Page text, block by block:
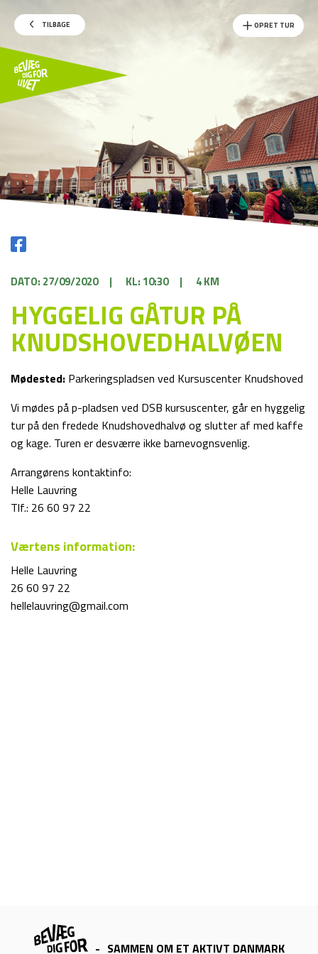
TILBAGE OPRET TUR
DATO: 27/09/2020 | KL: 10:30 | 4 KM
HYGGELIG GÅTUR PÅ
KNUDSHOVEDHALVØEN
Mødested: Parkeringspladsen ved Kursuscenter Knudshoved
Vi mødes på p-pladsen ved DSB kursuscenter, går en hyggelig
tur på den fredede Knudshovedhalvø og slutter af med kaffe
og kage. Turen er desværre ikke barnevognsvenlig.
Arrangørens kontaktinfo:
Helle Lauvring
Tlf.: 26 60 97 22
Værtens information:
Helle Lauvring
26 60 97 22
hellelauvring@gmail.com
- SAMMEN OM ET AKTIVT DANMARK